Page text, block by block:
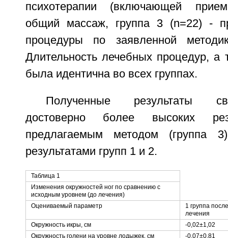
психотерапии (включающей
общий массаж, группа 3 (n=22) -
процедуры по заявленной
Длительность лечебных процедур, а
была идентична во всех группах.
Полученные результаты
достоверно более высоких
предлагаемым методом (группа
результатами групп 1 и 2.
Таблица 1
Изменения окружностей ног по сравнению с
исходным уровнем (до лечения)
Оцениваемый параметр
1 группа после
лечения
Окружность икры, см
-0,02±1,02
Окружность голени на уровне лодыжек, см
-0,07±0,81